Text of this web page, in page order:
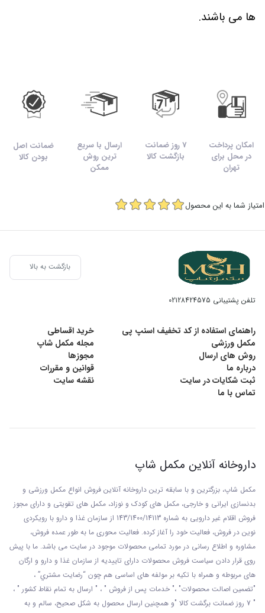
ها می باشند.
امکان پرداخت
در محل برای
تهران
7 روز ضمانت
بازگشت کالا
ارسال با سریع
ترین روش
ممکن
ضمانت اصل
بودن کالا
امتیاز شما به این محصول
بازگشت به بالا
تلفن پشتیبانی 02128424575
راهنمای استفاده از کد تخفیف اسنپ پی
خرید اقساطی
مکمل ورزشی
مجله مکمل شاپ
روش های ارسال
مجوزها
درباره ما
قوانین و مقررات
ثبت شکایات در سایت
نقشه سایت
تماس با ما
داروخانه آنلاین مکمل شاپ
مکمل شاپ، بزرگترین و با سابقه ترین داروخانه آنلاین فروش انواع مکمل ورزشی و
بدنسازی ایرانی و خارجی، مکمل های کودک و نوزاد، مکمل های تقویتی و دارای مجوز
فروش اقلام غیر دارویی به شماره 143/1400/14113 از
سازمان غذا و دارو با رويکردی
نوين در فروش، فعاليت خود را آغاز کرده. فعاليت محوری ما به طور عمده فروش،
مشاوره و اطلاع رسانی در مورد تمامی محصولات موجود در سایت می باشد. ما با پيش
روی قرار دادن سياست فروش محصولات دارای تاييديه از سازمان غذا و دارو و ارگان
های مربوطه و همراه با تکيه بر مولفه های اساسی هم چون “رضايت مشتري” ،
"تضمين اصالت محصولات" ،" خدمات پس از فروش " ، " ارسال به تمام نقاط کشور " ،
" 7 روز ضمانت برگشت کالا "و همچنين ارسال محصول به شکل صحيح، سالم و به